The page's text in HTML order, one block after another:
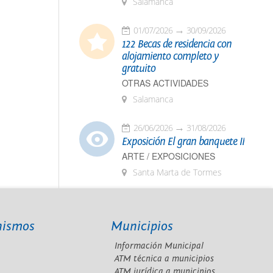
01/07/2026 30/09/2026
122 Becas de residencia con
alojamiento completo y
gratuito
OTRAS ACTIVIDADES
Salamanca
26/06/2026 31/08/2026
Exposición El gran banquete II
ARTE / EXPOSICIONES
Santa Marta de Tormes
Municipios
Información Municipal
ATM técnica a municipios